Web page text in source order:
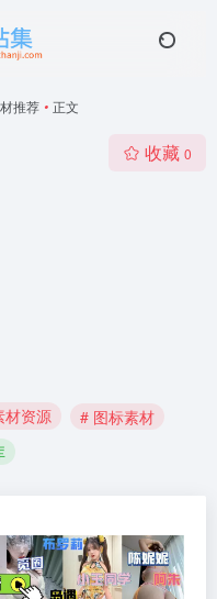
推荐 • 正文
收藏 0
材资源
# 图标素材